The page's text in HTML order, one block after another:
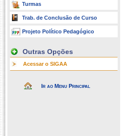
Turmas
Trab. de Conclusão de Curso
Projeto Político Pedagógico
Outras Opções
Acessar o SIGAA
Ir ao Menu Principal